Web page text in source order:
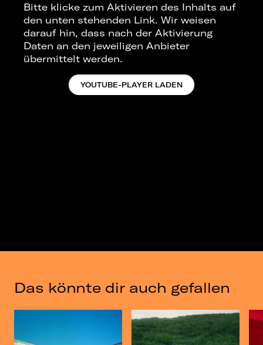
Bitte klicke zum Aktivieren des Inhalts auf
den unten stehenden Link. Wir weisen
darauf hin, dass nach der Aktivierung
Daten an den jeweiligen Anbieter
übermittelt werden.
YOUTUBE-PLAYER LADEN
Das könnte dir auch gefallen